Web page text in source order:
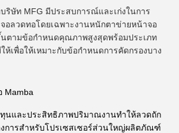
บริษัท MFG มีประสบการณ์และเก่งในการ
อลวดทอโดยเฉพาะงานหนักตาข่ายหน้าจอ
ตามข้อกำหนดคุณภาพสูงสุดพร้อมประเภท
ห้เพื่อให้เหมาะกับข้อกำหนดการคัดกรองบาง
นและประสิทธิภาพปริมาณงานทำให้ลวดถัก
การสำหรับโปรเซสเซอร์ส่วนใหญ่ผลิตภัณฑ์